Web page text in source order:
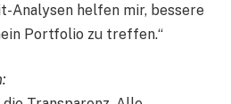
Analysen helfen mir, bessere
Portfolio zu treffen.“